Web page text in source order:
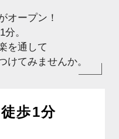
オープン！
。
を通して
けてみませんか。
歩1分